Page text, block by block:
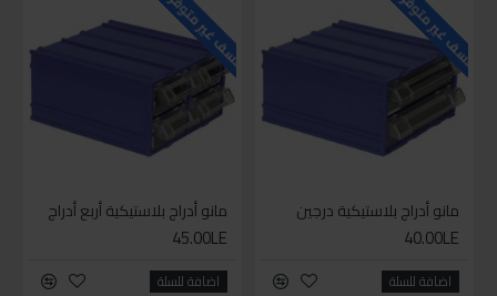
مانو أدراج بلاستيكية درجين
40.00LE
اضافة للسلة
مانو أدراج بلاستيكية أربع أدراج
45.00LE
اضافة للسلة